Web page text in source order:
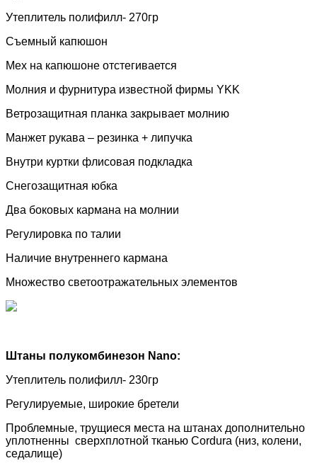
Утеплитель полифилл- 270гр
Съемный капюшон
Мех на капюшоне отстегивается
Молния и фурнитура известной фирмы YKK
Ветрозащитная планка закрывает молнию
Манжет рукава – резинка + липучка
Внутри куртки флисовая подкладка
Снегозащитная юбка
Два боковых кармана на молнии
Регулировка по талии
Наличие внутреннего кармана
Множество светоотражательных элементов
Штаны полукомбинезон Nano:
Утеплитель полифилл- 230гр
Регулируемые, широкие бретели
Проблемные, трущиеся места на штанах дополнительно
уплотненны сверхплотной тканью Cordura (низ, колени,
седалище)